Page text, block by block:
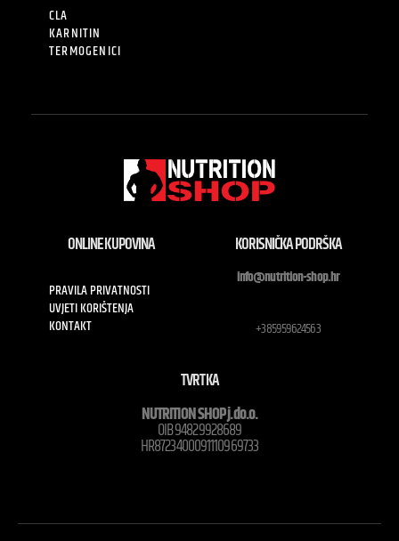
CLA
KARNITIN
TERMOGENICI
ONLINE KUPOVINA
PRAVILA PRIVATNOSTI
UVJETI KORIŠTENJA
KONTAKT
KORISNIČKA PODRŠKA
info@nutrition-shop.hr
+385959624563
TVRTKA
NUTRITION SHOP j.do.o.
OIB 94829928689
HR8723400091110969733